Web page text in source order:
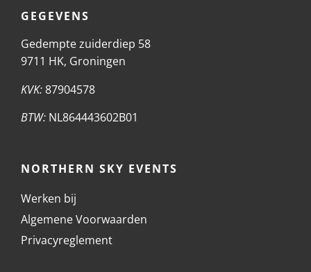
GEGEVENS
Gedempte zuiderdiep 58
9711 HK, Groningen
KVK:87904578
BTW: NL864443602B01
NORTHERN SKY EVENTS
Werken bij
Algemene Voorwaarden
Privacyreglement